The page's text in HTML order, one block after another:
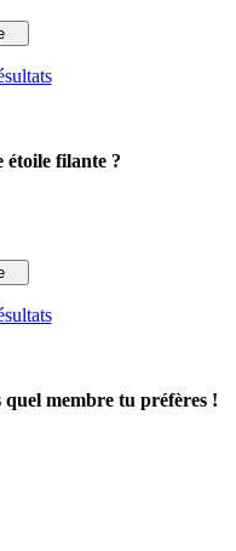
étoile filante ?
quel membre tu préfères !